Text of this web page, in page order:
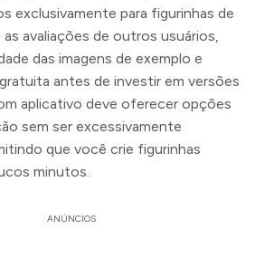
exclusivamente para figurinhas de
avaliações de outros usuários,
das imagens de exemplo e
antes de investir em versões
aplicativo deve oferecer opções
sem ser excessivamente
que você crie figurinhas
minutos.
ANÚNCIOS